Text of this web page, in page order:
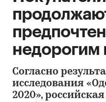
недорогим
Согласно
исследования
2020»,